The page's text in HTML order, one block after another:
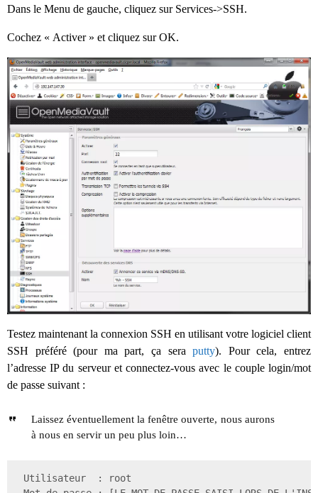
Dans le Menu de gauche, cliquez sur Services->SSH.
Cochez « Activer » et cliquez sur OK.
Testez maintenant la connexion SSH en utilisant votre logiciel client
SSH préféré (pour ma part, ça seraputty). Pour cela, entrez
l’adresse IP du serveur et connectez-vous avec le couple login/mot
de passe suivant :
Laissez éventuellement la fenêtre ouverte, nous aurons
à nous en servir un peu plus loin…
Utilisateur  : root